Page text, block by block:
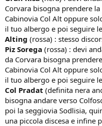
Corvara bisogna prendere
Cabinovia Col Alt oppure
il tuo albergo e poi seguire
Alting (rossa) : stesso
Piz Sorega (rossa) : devi
da Corvara bisogna
Cabinovia Col Alt oppure
il tuo albergo e poi seguire
Col Pradat (definita nera
bisogna andare verso
poi la seggiovia Sodlisia,
una piccola discesa e infine